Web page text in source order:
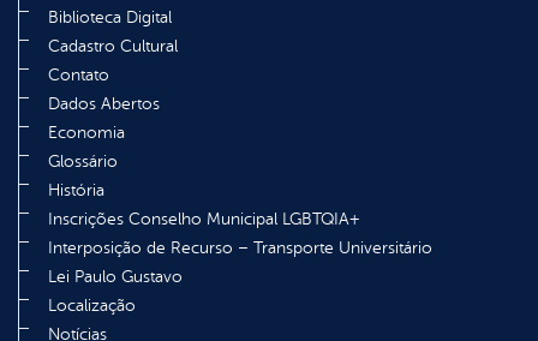
Biblioteca Digital
Cadastro Cultural
Contato
Dados Abertos
Economia
Glossário
História
Inscrições Conselho Municipal LGBTQIA+
Interposição de Recurso – Transporte Universitário
Lei Paulo Gustavo
Localização
Notícias